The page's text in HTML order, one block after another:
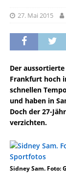
27. Mai 2015
Der
Frankfurt hoch
schnellen
und haben in
Doch der 27-
verzichten.
Sidney Sam. Foto: